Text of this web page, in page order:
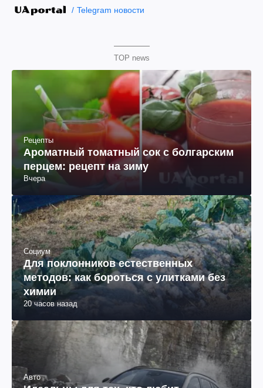
Telegram новости
TOP news
Рецепты
Ароматный томатный сок с болгарским
перцем: рецепт на зиму
Вчера
Социум
Для поклонников естественных
методов: как бороться с улитками без
химии
20 часов назад
Авто